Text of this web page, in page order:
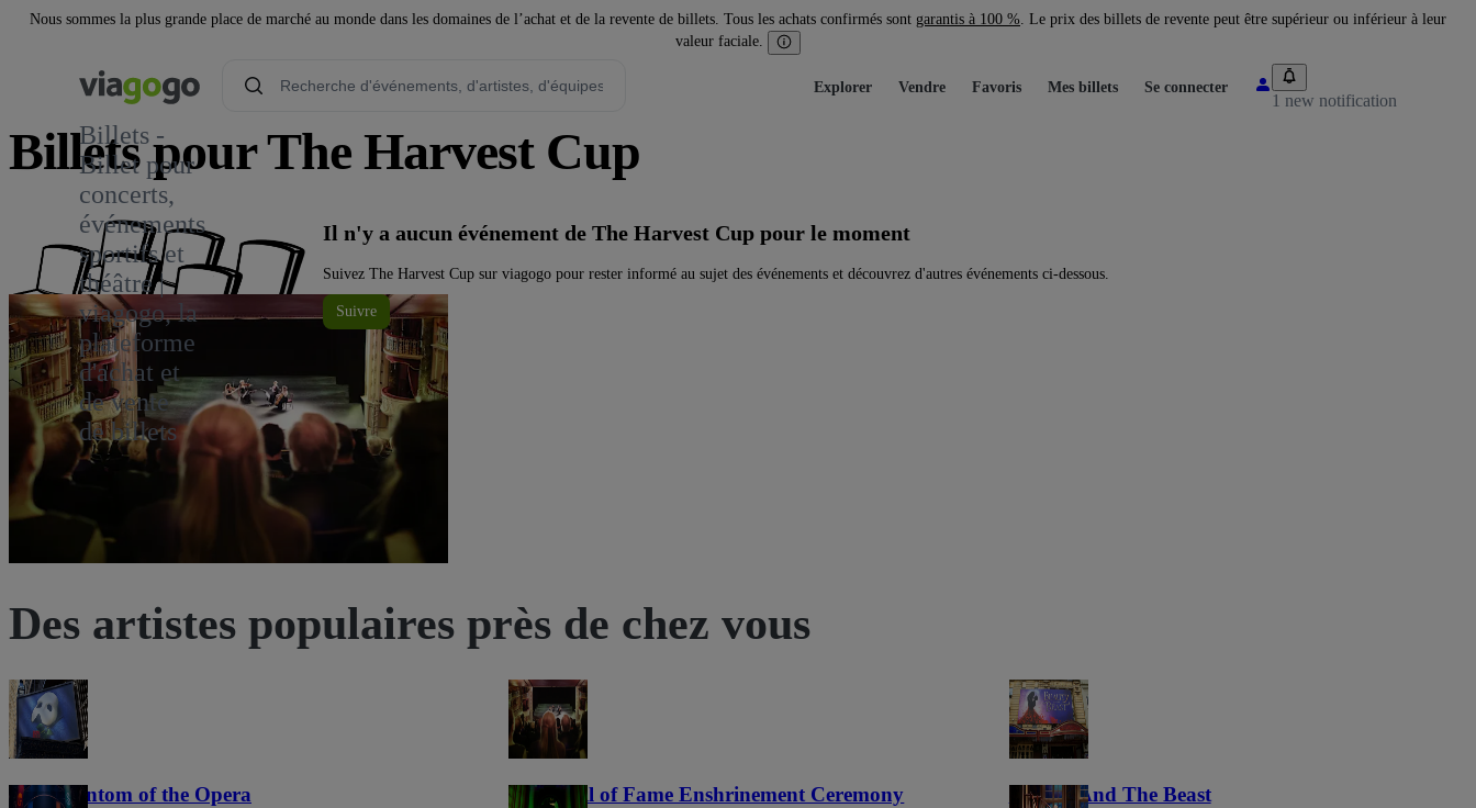
Nous sommes la plus grande place de marché au monde dans les domaines de l’achat et de la revente de billets. Tous les achats confirmés sont garantis à 100 %. Le prix des billets de revente peut être supérieur ou inférieur à leur
valeur faciale.
Billets -
Billet pour
concerts,
événements
sportifs et
théâtre |
viagogo, la
plateforme
d'achat et
de vente
de billets
Explorer Vendre Favoris Mes billets Se connecter
1 new notification
Billets pour The Harvest Cup
Il n'y a aucun événement de The Harvest Cup pour le moment
Suivez The Harvest Cup sur viagogo pour rester informé au sujet des événements et découvrez d'autres événements ci-dessous.
Suivre
Des artistes populaires près de chez vous
The Phantom of the Opera NFL Hall of Fame Enshrinement Ceremony Beauty And The Beast